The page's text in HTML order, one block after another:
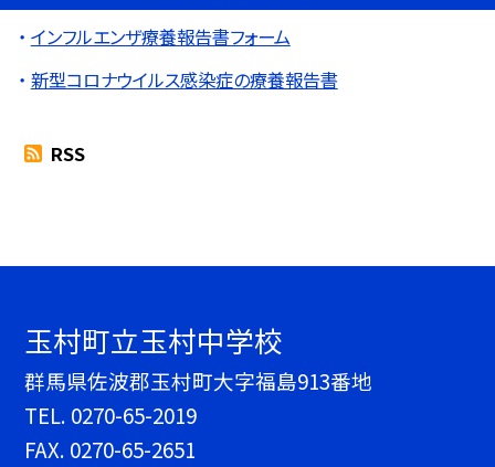
インフルエンザ療養報告書フォーム
新型コロナウイルス感染症の療養報告書
RSS
玉村町立玉村中学校
群馬県佐波郡玉村町大字福島913番地
TEL. 0270-65-2019
FAX. 0270-65-2651